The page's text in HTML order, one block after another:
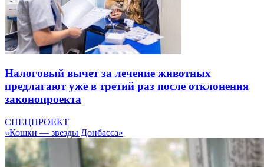
Налоговый вычет за лечение животных
предлагают уже в третий раз после отклонения
законопроекта
СПЕЦПРОЕКТ
«Кошки — звезды Донбасса»